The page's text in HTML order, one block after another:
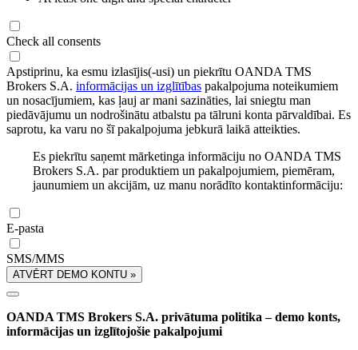
Check all consents
Apstiprinu, ka esmu izlasījis(-usi) un piekrītu OANDA TMS
Brokers S.A. informācijas un izglītības pakalpojuma noteikumiem
un nosacījumiem, kas ļauj ar mani sazināties, lai sniegtu man
piedāvājumu un nodrošinātu atbalstu pa tālruni konta pārvaldībai. Es
saprotu, ka varu no šī pakalpojuma jebkurā laikā atteikties.
Es piekrītu saņemt mārketinga informāciju no OANDA TMS
Brokers S.A. par produktiem un pakalpojumiem, piemēram,
jaunumiem un akcijām, uz manu norādīto kontaktinformāciju:
E-pasta
SMS/MMS
ATVĒRT DEMO KONTU »
OANDA TMS Brokers S.A. privātuma politika – demo konts,
informācijas un izglītojošie pakalpojumi